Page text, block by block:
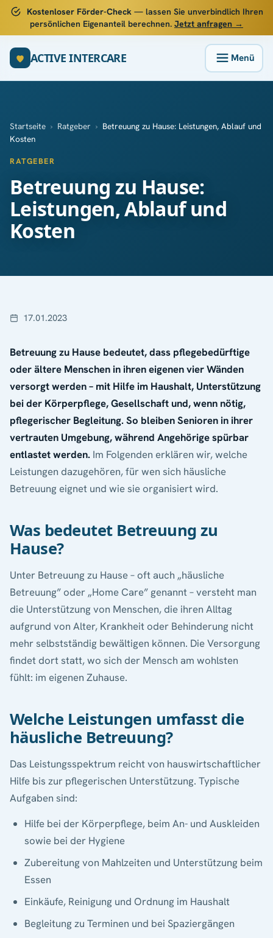
Kostenloser Förder-Check— lassen Sie unverbindlich Ihren
persönlichen Eigenanteil berechnen. Jetzt anfragen →
ACTIVE INTERCARE
Startseite › Ratgeber › Betreuung zu Hause: Leistungen, Ablauf und
Kosten
RATGEBER
Betreuung zu Hause:
Leistungen, Ablauf und
Kosten
17.01.2023
Betreuung zu Hause bedeutet, dass pflegebedürftige
oder ältere Menschen in ihren eigenen vier Wänden
versorgt werden – mit Hilfe im Haushalt, Unterstützung
bei der Körperpflege, Gesellschaft und, wenn nötig,
pflegerischer Begleitung. So bleiben Senioren in ihrer
vertrauten Umgebung, während Angehörige spürbar
entlastet werden. Im Folgenden erklären wir, welche
Leistungen dazugehören, für wen sich häusliche
Betreuung eignet und wie sie organisiert wird.
Was bedeutet Betreuung zu
Hause?
Unter Betreuung zu Hause – oft auch „häusliche
Betreuung” oder „Home Care” genannt – versteht man
die Unterstützung von Menschen, die ihren Alltag
aufgrund von Alter, Krankheit oder Behinderung nicht
mehr selbstständig bewältigen können. Die Versorgung
findet dort statt, wo sich der Mensch am wohlsten
fühlt: im eigenen Zuhause.
Welche Leistungen umfasst die
häusliche Betreuung?
Das Leistungsspektrum reicht von hauswirtschaftlicher
Hilfe bis zur pflegerischen Unterstützung. Typische
Aufgaben sind:
Hilfe bei der Körperpflege, beim An- und Auskleiden
sowie bei der Hygiene
Zubereitung von Mahlzeiten und Unterstützung beim
Essen
Einkäufe, Reinigung und Ordnung im Haushalt
Begleitung zu Terminen und bei Spaziergängen